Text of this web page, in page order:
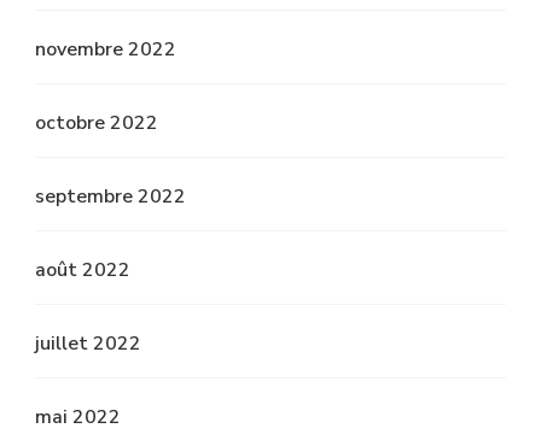
novembre 2022
octobre 2022
septembre 2022
août 2022
juillet 2022
mai 2022